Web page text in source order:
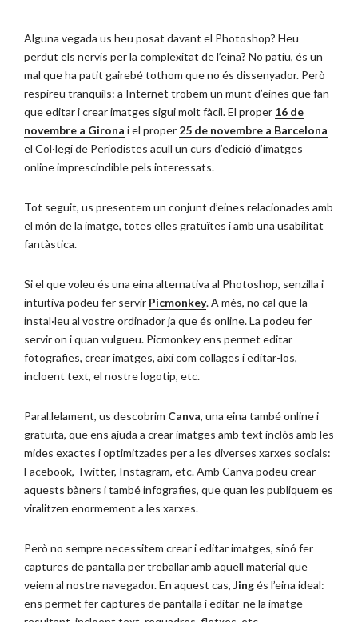
Alguna vegada us heu posat davant el Photoshop? Heu
perdut els nervis per la complexitat de l’eina? No patiu, és un
mal que ha patit gairebé tothom que no és dissenyador. Però
respireu tranquils: a Internet trobem un munt d’eines que fan
que editar i crear imatges sigui molt fàcil. El proper 16 de
novembre a Girona i el proper 25 de novembre a Barcelona
el Col·legi de Periodistes acull un curs d’edició d’imatges
online imprescindible pels interessats.
Tot seguit, us presentem un conjunt d’eines relacionades amb
el món de la imatge, totes elles gratuïtes i amb una usabilitat
fantàstica.
Si el que voleu és una eina alternativa al Photoshop, senzilla i
intuïtiva podeu fer servir Picmonkey. A més, no cal que la
instal·leu al vostre ordinador ja que és online. La podeu fer
servir on i quan vulgueu. Picmonkey ens permet editar
fotografies, crear imatges, així com collages i editar-los,
incloent text, el nostre logotip, etc.
Paral.lelament, us descobrim Canva, una eina també online i
gratuïta, que ens ajuda a crear imatges amb text inclòs amb les
mides exactes i optimitzades per a les diverses xarxes socials:
Facebook, Twitter, Instagram, etc. Amb Canva podeu crear
aquests bàners i també infografies, que quan les publiquem es
viralitzen enormement a les xarxes.
Però no sempre necessitem crear i editar imatges, sinó fer
captures de pantalla per treballar amb aquell material que
veiem al nostre navegador. En aquest cas, Jingés l’eina ideal:
ens permet fer captures de pantalla i editar-ne la imatge